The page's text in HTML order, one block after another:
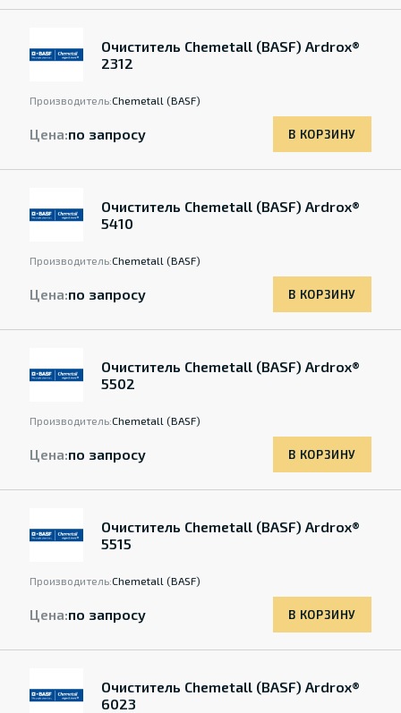
Очиститель Chemetall (BASF) Ardrox®
2312
Производитель:Chemetall (BASF)
Цена:по запросу В КОРЗИНУ
Очиститель Chemetall (BASF) Ardrox®
5410
Производитель:Chemetall (BASF)
Цена:по запросу В КОРЗИНУ
Очиститель Chemetall (BASF) Ardrox®
5502
Производитель:Chemetall (BASF)
Цена:по запросу В КОРЗИНУ
Очиститель Chemetall (BASF) Ardrox®
5515
Производитель:Chemetall (BASF)
Цена:по запросу В КОРЗИНУ
Очиститель Chemetall (BASF) Ardrox®
6023